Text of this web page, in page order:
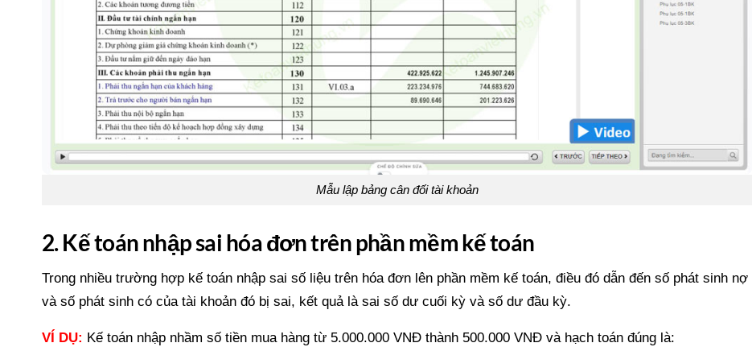
Mẫu lập bảng cân đối tài khoản
2. Kế toán nhập sai hóa đơn trên phần mềm kế toán
Trong nhiều trường hợp kế toán nhập sai số liệu trên hóa đơn lên phần mềm kế toán, điều đó dẫn đến số phát sinh nợ
và số phát sinh có của tài khoản đó bị sai, kết quả là sai số dư cuối kỳ và số dư đầu kỳ.
VÍ DỤ: Kế toán nhập nhầm số tiền mua hàng từ 5.000.000 VNĐ thành 500.000 VNĐ và hạch toán đúng là: